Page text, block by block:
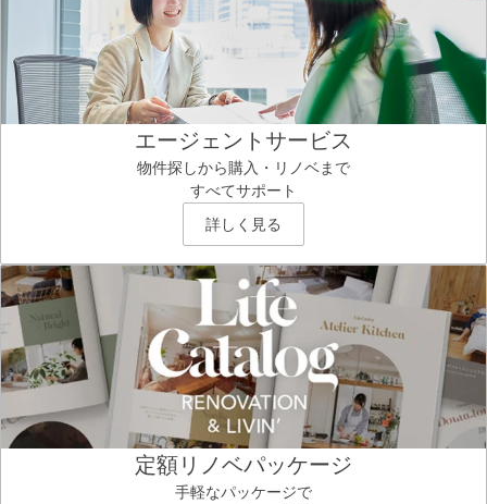
エージェントサービス
物件探しから購入・リノベまで
すべてサポート
詳しく見る
定額リノベパッケージ
手軽なパッケージで